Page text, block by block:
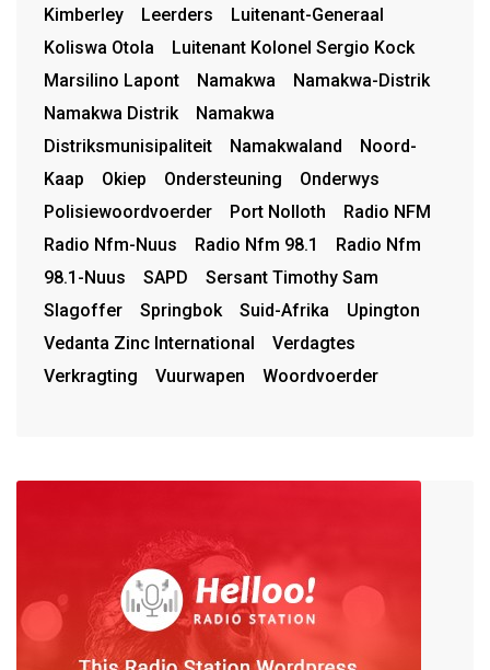
Kimberley
Leerders
Luitenant-Generaal
Koliswa Otola
Luitenant Kolonel Sergio Kock
Marsilino Lapont
Namakwa
Namakwa-Distrik
Namakwa Distrik
Namakwa
Distriksmunisipaliteit
Namakwaland
Noord-
Kaap
Okiep Ondersteuning
Onderwys
Polisiewoordvoerder
Port Nolloth
Radio NFM
Radio Nfm-Nuus
Radio Nfm 98.1
Radio Nfm
98.1-Nuus
SAPD
Sersant Timothy Sam
Slagoffer
Springbok Suid-Afrika
Upington
Vedanta Zinc International
Verdagtes
Verkragting
Vuurwapen Woordvoerder